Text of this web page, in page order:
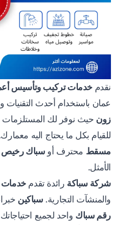
نقدم خدمات تركيب وتأسيس
عمان باستخدام أحدث التقنيات
زون حيث نوفر لك المستلزمات
للقيام بكل ما يحتاج اليه
مسقط محترف أوسباك رخيص
الأمثل.
شركة سباكة رائدة تقدمخدمات
والمنشآت التجارية.سباكين
رقم سباك واحد لجميع